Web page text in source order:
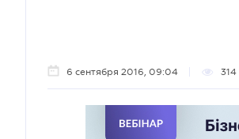
6 сентября 2016, 09:04 314